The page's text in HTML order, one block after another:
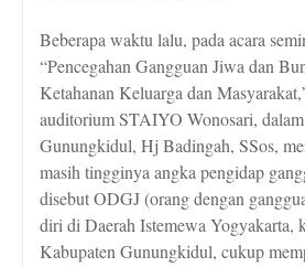
Beberapa waktu lalu, pada acara
“Pencegahan Gangguan Jiwa dan
Ketahanan Keluarga dan
auditorium STAIYO Wonosari,
Gunungkidul, Hj Badingah, SSos,
masih tingginya angka pengidap
disebut ODGJ (orang dengan
diri di Daerah Istemewa Yogyakarta,
Kabupaten Gunungkidul, cukup